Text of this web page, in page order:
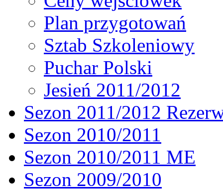
Plan przygotowań
Sztab Szkoleniowy
Puchar Polski
Jesień 2011/2012
Sezon 2011/2012
Sezon 2010/2011
Sezon 2010/2011 ME
Sezon 2009/2010